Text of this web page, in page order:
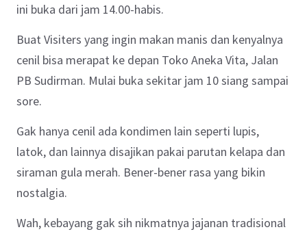
ini buka dari jam 14.00-habis.
Buat Visiters yang ingin makan manis dan kenyalnya
cenil bisa merapat ke depan Toko Aneka Vita, Jalan
PB Sudirman. Mulai buka sekitar jam 10 siang sampai
sore.
Gak hanya cenil ada kondimen lain seperti lupis,
latok, dan lainnya disajikan pakai parutan kelapa dan
siraman gula merah. Bener-bener rasa yang bikin
nostalgia.
Wah, kebayang gak sih nikmatnya jajanan tradisional